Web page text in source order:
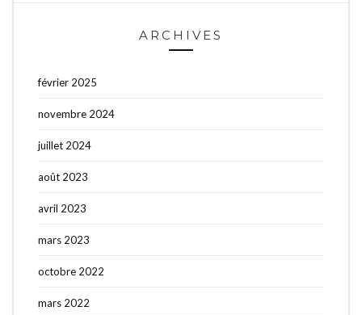
ARCHIVES
février 2025
novembre 2024
juillet 2024
août 2023
avril 2023
mars 2023
octobre 2022
mars 2022